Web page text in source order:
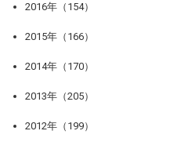
2016年（154）
2015年（166）
2014年（170）
2013年（205）
2012年（199）